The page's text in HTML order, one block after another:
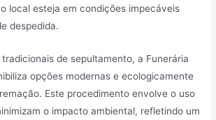
local esteja em condições impecáveis
despedida.
de sepultamento, a Funerária
opções modernas e ecologicamente
Este procedimento envolve o uso
o impacto ambiental, refletindo um